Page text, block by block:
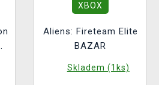
XBOX
Aliens: Fireteam Elite
BAZAR
Skladem (1ks)